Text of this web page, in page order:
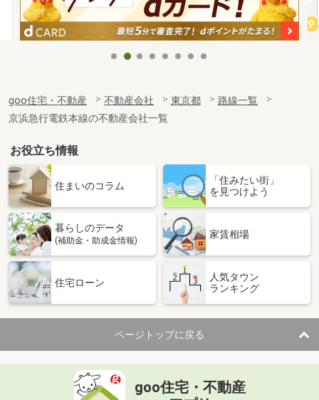
goo住宅・不動産 不動産会社 東京都
路線一覧
京浜急行電鉄本線の不動産会社一覧
お役立ち情報
住まいのコラム
「住みたい街」
を見つけよう
暮らしのデータ
(補助金・助成金情報)
家賃相場
住宅ローン
人気タウン
ランキング
ページトップに戻る
goo住宅・不動産